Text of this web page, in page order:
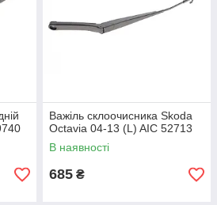
Важіль склоочисника Skoda
Octavia 04-13 (L) AIC 52713
В наявності
685 ₴